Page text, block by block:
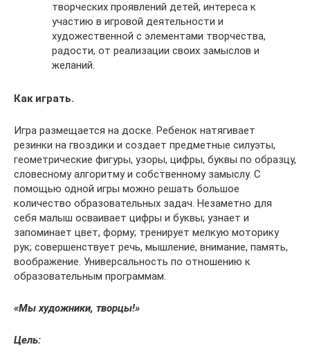
творческих проявлений детей, интереса к
участию в игровой деятельности и
художественной с элементами творчества,
радости, от реализации своих замыслов и
желаний.
Как играть.
Игра размещается на доске. Ребенок натягивает
резинки на гвоздики и создает предметные силуэты,
геометрические фигуры, узоры, цифры, буквы по образцу,
словесному алгоритму и собственному замыслу. С
помощью одной игры можно решать большое
количество образовательных задач. Незаметно для
себя малыш осваивает цифры и буквы; узнает и
запоминает цвет, форму; тренирует мелкую моторику
рук; совершенствует речь, мышление, внимание, память,
воображение. Универсальность по отношению к
образовательным программам.
«Мы художники, творцы!»
Цель: